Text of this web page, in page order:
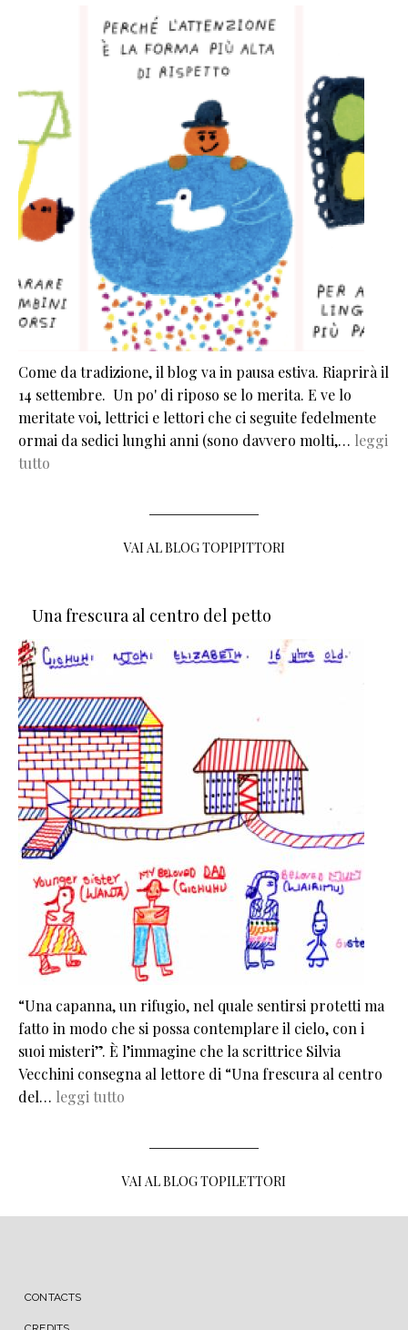
Come da tradizione, il blog va in pausa estiva. Riaprirà il
14 settembre. Un po' di riposo se lo merita. E ve lo
meritate voi, lettrici e lettori che ci seguite fedelmente
ormai da sedici lunghi anni (sono davvero molti,… leggi
tutto
VAI AL BLOG TOPIPITTORI
Una frescura al centro del petto
“Una capanna, un rifugio, nel quale sentirsi protetti ma
fatto in modo che si possa contemplare il cielo, con i
suoi misteri”. È l’immagine che la scrittrice Silvia
Vecchini consegna al lettore di “Una frescura al centro
del… leggi tutto
VAI AL BLOG TOPILETTORI
MENU FOOTER
CONTACTS